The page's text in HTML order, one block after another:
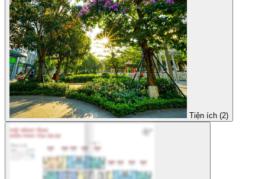
Tiện ích (2)